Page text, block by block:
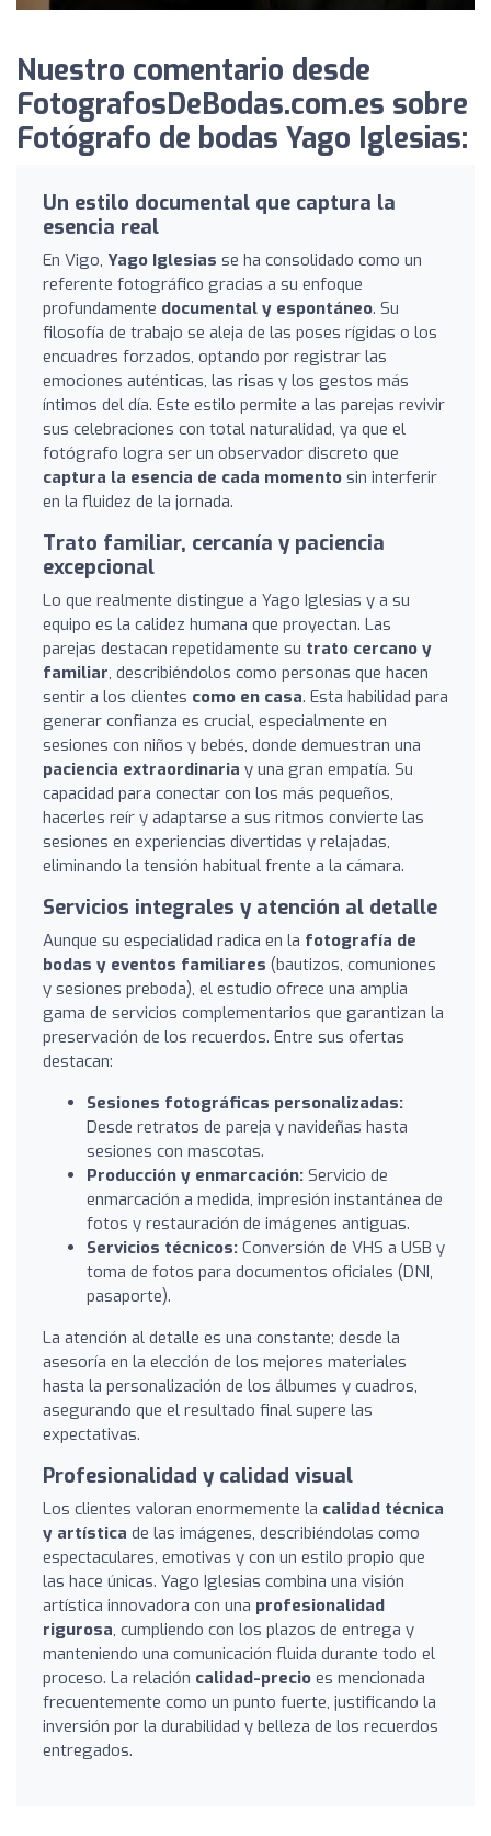
Nuestro comentario desde
FotografosDeBodas.com.es sobre
Fotógrafo de bodas Yago Iglesias:
Un estilo documental que captura la
esencia real
En Vigo, Yago Iglesias se ha consolidado como un
referente fotográfico gracias a su enfoque
profundamente documental y espontáneo. Su
filosofía de trabajo se aleja de las poses rígidas o los
encuadres forzados, optando por registrar las
emociones auténticas, las risas y los gestos más
íntimos del día. Este estilo permite a las parejas revivir
sus celebraciones con total naturalidad, ya que el
fotógrafo logra ser un observador discreto que
captura la esencia de cada momento sin interferir
en la fluidez de la jornada.
Trato familiar, cercanía y paciencia
excepcional
Lo que realmente distingue a Yago Iglesias y a su
equipo es la calidez humana que proyectan. Las
parejas destacan repetidamente su trato cercano y
familiar, describiéndolos como personas que hacen
sentir a los clientes como en casa. Esta habilidad para
generar confianza es crucial, especialmente en
sesiones con niños y bebés, donde demuestran una
paciencia extraordinaria y una gran empatía. Su
capacidad para conectar con los más pequeños,
hacerles reír y adaptarse a sus ritmos convierte las
sesiones en experiencias divertidas y relajadas,
eliminando la tensión habitual frente a la cámara.
Servicios integrales y atención al detalle
Aunque su especialidad radica en la fotografía de
bodas y eventos familiares (bautizos, comuniones
y sesiones preboda), el estudio ofrece una amplia
gama de servicios complementarios que garantizan la
preservación de los recuerdos. Entre sus ofertas
destacan:
Sesiones fotográficas personalizadas:
Desde retratos de pareja y navideñas hasta
sesiones con mascotas.
Producción y enmarcación: Servicio de
enmarcación a medida, impresión instantánea de
fotos y restauración de imágenes antiguas.
Servicios técnicos: Conversión de VHS a USB y
toma de fotos para documentos oficiales (DNI,
pasaporte).
La atención al detalle es una constante; desde la
asesoría en la elección de los mejores materiales
hasta la personalización de los álbumes y cuadros,
asegurando que el resultado final supere las
expectativas.
Profesionalidad y calidad visual
Los clientes valoran enormemente la calidad técnica
y artística de las imágenes, describiéndolas como
espectaculares, emotivas y con un estilo propio que
las hace únicas. Yago Iglesias combina una visión
artística innovadora con una profesionalidad
rigurosa, cumpliendo con los plazos de entrega y
manteniendo una comunicación fluida durante todo el
proceso. La relación calidad-precio es mencionada
frecuentemente como un punto fuerte, justificando la
inversión por la durabilidad y belleza de los recuerdos
entregados.